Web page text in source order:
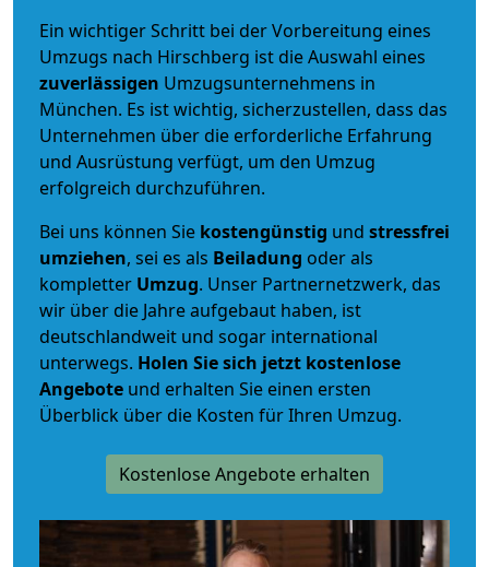
Ein wichtiger Schritt bei der Vorbereitung eines
Umzugs nach Hirschberg ist die Auswahl eines
zuverlässigen Umzugsunternehmens in
München. Es ist wichtig, sicherzustellen, dass das
Unternehmen über die erforderliche Erfahrung
und Ausrüstung verfügt, um den Umzug
erfolgreich durchzuführen.
Bei uns können Sie kostengünstig und stressfrei
umziehen, sei es als Beiladung oder als
kompletter Umzug. Unser Partnernetzwerk, das
wir über die Jahre aufgebaut haben, ist
deutschlandweit und sogar international
unterwegs. Holen Sie sich jetzt kostenlose
Angebote und erhalten Sie einen ersten
Überblick über die Kosten für Ihren Umzug.
Kostenlose Angebote erhalten